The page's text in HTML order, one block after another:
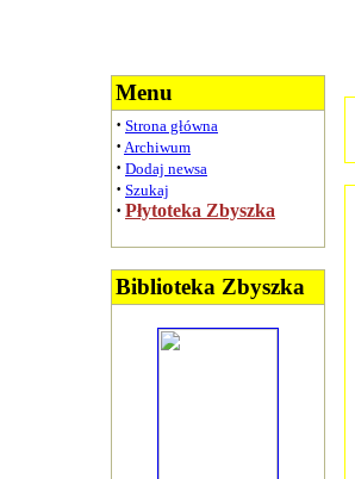
Menu
· Strona główna
· Archiwum
· Dodaj newsa
· Szukaj
· Płytoteka Zbyszka
Biblioteka Zbyszka